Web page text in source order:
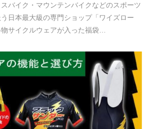
バイク・マウンテンバイクなどのスポーツ
日本最大級の専門ショップ「ワイズロー
サイクルウェアが入った福袋…